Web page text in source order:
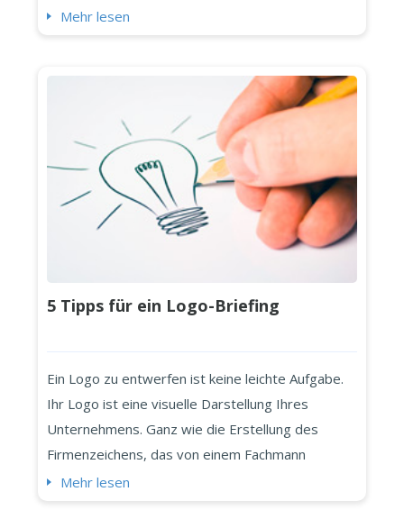
präsentieren und der Art, wie Sie sie
prägnant und überzeugend sein. Heute lernen Sie
Mehr lesen
5 Tipps für ein Logo-Briefing
Ein Logo zu entwerfen ist keine leichte Aufgabe.
Ihr Logo ist eine visuelle Darstellung Ihres
Unternehmens. Ganz wie die Erstellung des
Firmenzeichens, das von einem Fachmann
entworfen wird, müssen Sie einige
Mehr lesen